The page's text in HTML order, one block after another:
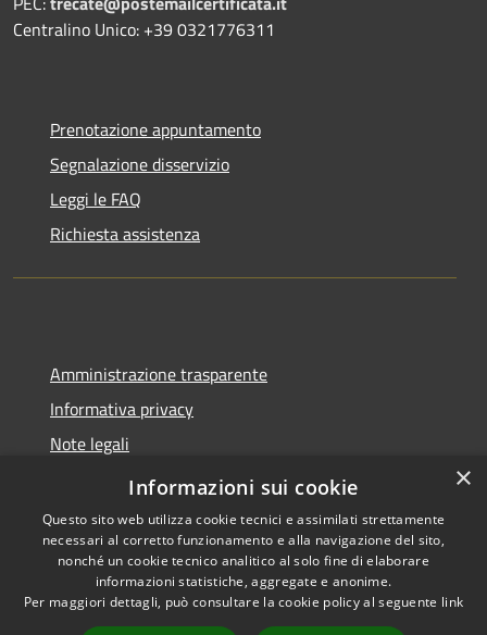
Centralino Unico: +39 0321776311
Prenotazione appuntamento
Segnalazione disservizio
Leggi le FAQ
Richiesta assistenza
Amministrazione trasparente
Informativa privacy
Note legali
Dichiarazione di accessibilità
Accessibilità
Copyright © 2026 • Comune di
Trecate • Powered by
×
Informazioni sui cookie
Questo sito web utilizza cookie tecnici e assimilati strettamente
necessari al corretto funzionamento e alla navigazione del sito,
nonché un cookie tecnico analitico al solo fine di elaborare
informazioni statistiche, aggregate e anonime.
Per maggiori dettagli, può consultare la cookie policy al seguente link